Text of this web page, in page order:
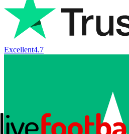
Excellent4.7